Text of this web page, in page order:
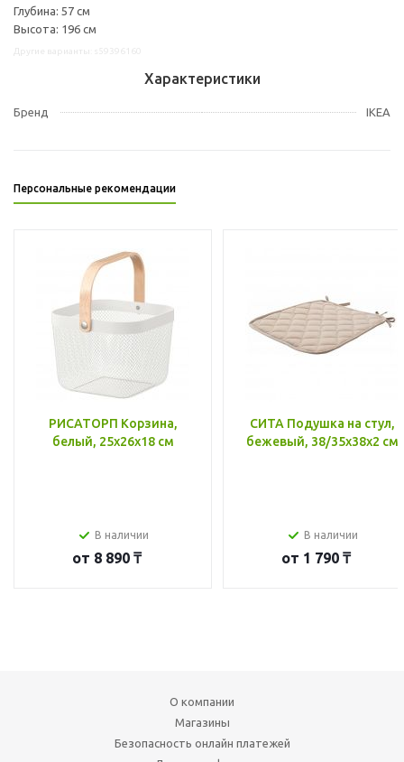
Глубина: 57 см
Высота: 196 см
Характеристики
Бренд IKEA
Персональные рекомендации
РИСАТОРП Корзина,
белый, 25x26x18 см
В наличии
от 8 890 ₸
СИТА Подушка на стул,
бежевый, 38/35x38x2 см
В наличии
от 1 790 ₸
О компании
Магазины
Безопасность онлайн платежей